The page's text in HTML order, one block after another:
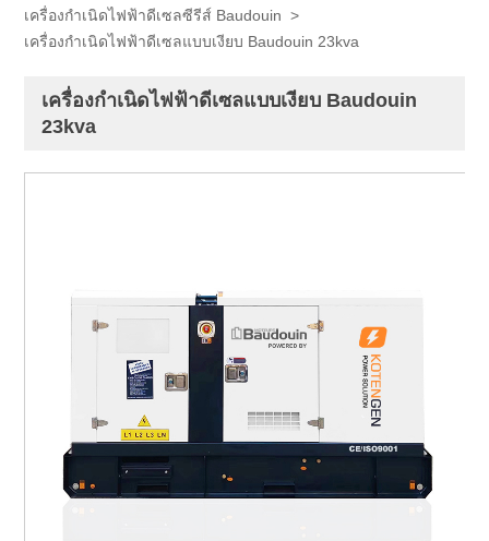
เครื่องกำเนิดไฟฟ้าดีเซลซีรีส์ Baudouin >
เครื่องกำเนิดไฟฟ้าดีเซลแบบเงียบ Baudouin 23kva
เครื่องกำเนิดไฟฟ้าดีเซลแบบเงียบ Baudouin
23kva